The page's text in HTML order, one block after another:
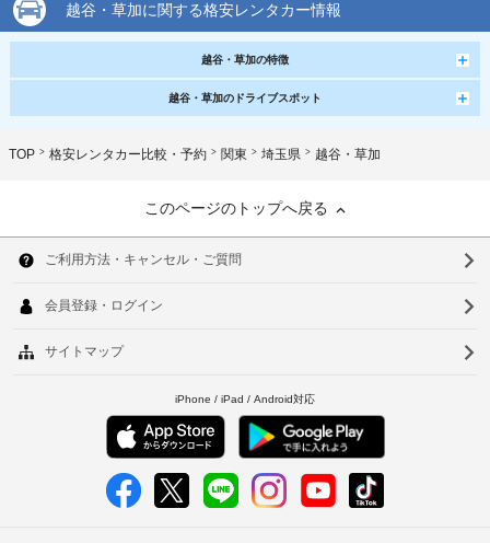
越谷・草加に関する格安レンタカー情報
越谷・草加の特徴
越谷・草加のドライブスポット
TOP 格安レンタカー比較・予約 関東 埼玉県 越谷・草加
このページのトップへ戻る